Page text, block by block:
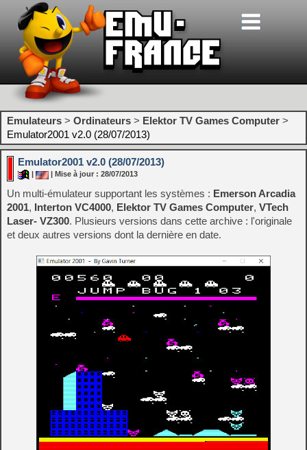
Emulateurs > Ordinateurs > Elektor TV Games Computer >
Emulator2001 v2.0 (28/07/2013)
Emulator2001 v2.0 (28/07/2013)
| Mise à jour : 28/07/2013
Un multi-émulateur supportant les systèmes : Emerson Arcadia
2001, Interton VC4000, Elektor TV Games Computer, VTech
Laser- VZ300. Plusieurs versions dans cette archive : l'originale
et deux autres versions dont la dernière en date.